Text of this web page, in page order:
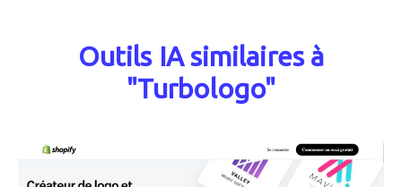
Outils IA similaires à
"Turbologo"